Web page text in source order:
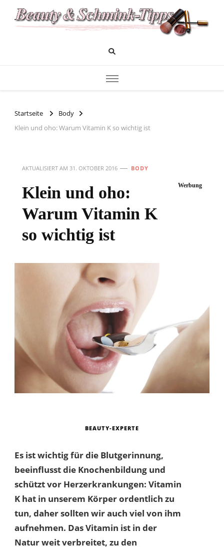
Beauty und Schminktipps
Startseite
Body
Klein und oho: Warum Vitamin K so wichtig ist
AKTUALISIERT AM 31. OKTOBER 2016 BODY
Klein und oho:
Warum Vitamin K
so wichtig ist
Werbung
BEAUTY-EXPERTE
Es ist wichtig für die Blutgerinnung,
beeinflusst die Knochenbildung und
schützt vor Herzerkrankungen: Vitamin
K hat in unserem Körper ordentlich zu
tun, daher sollten wir auch viel von ihm
aufnehmen. Das Vitamin ist in der
Natur weit verbreitet, zu den